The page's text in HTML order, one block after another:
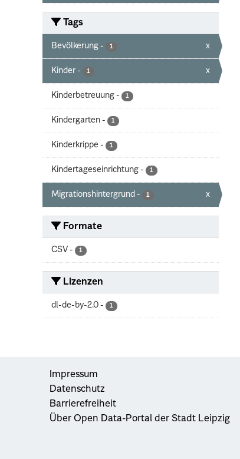
Tags
Bevölkerung - 1 x
Kinder - 1 x
Kinderbetreuung - 1
Kindergarten - 1
Kinderkrippe - 1
Kindertageseinrichtung - 1
Migrationshintergrund - 1 x
Formate
CSV - 1
Lizenzen
dl-de-by-2.0 - 1
Impressum
Datenschutz
Barrierefreiheit
Über Open Data-Portal der Stadt Leipzig